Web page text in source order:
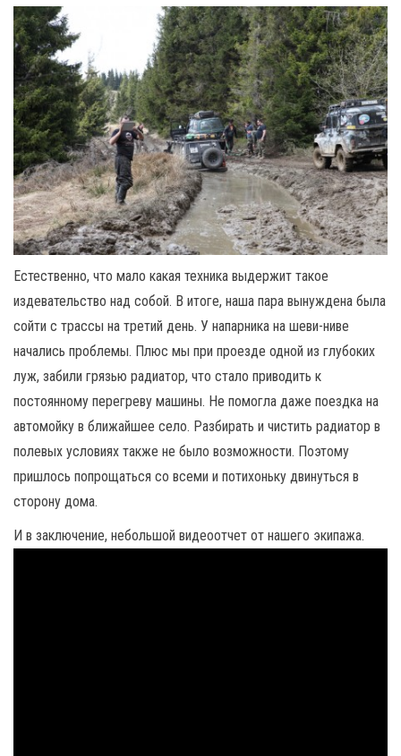
Естественно, что мало какая техника выдержит такое
издевательство над собой. В итоге, наша пара вынуждена была
сойти с трассы на третий день. У напарника на шеви-ниве
начались проблемы. Плюс мы при проезде одной из глубоких
луж, забили грязью радиатор, что стало приводить к
постоянному перегреву машины. Не помогла даже поездка на
автомойку в ближайшее село. Разбирать и чистить радиатор в
полевых условиях также не было возможности. Поэтому
пришлось попрощаться со всеми и потихоньку двинуться в
сторону дома.
И в заключение, небольшой видеоотчет от нашего экипажа.